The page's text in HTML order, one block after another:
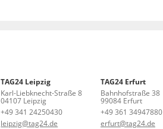
TAG24 Leipzig
Karl-Liebknecht-Straße 8
04107 Leipzig
+49 341 24250430
leipzig@tag24.de
TAG24 Erfurt
Bahnhofstraße 38
99084 Erfurt
+49 361 34947880
erfurt@tag24.de